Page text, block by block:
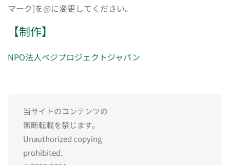
マーク]を@に変更してください。
【制作】
NPO法人ベジプロジェクトジャパン
当サイトのコンテンツの
無断転載を禁じます。
Unauthorized copying
prohibited.